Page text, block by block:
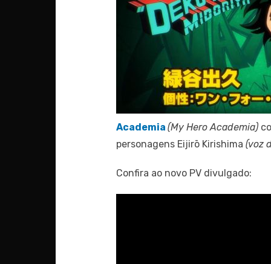
Academia (My Hero Academia)
personagens Eijirō Kirishima (voz
Confira ao novo PV divulgado: